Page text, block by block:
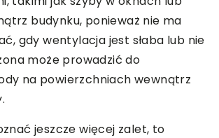
budynku, ponieważ nie ma
gdy wentylacja jest słaba lub nie
może prowadzić do
na powierzchniach wewnątrz
jeszcze więcej zalet, to